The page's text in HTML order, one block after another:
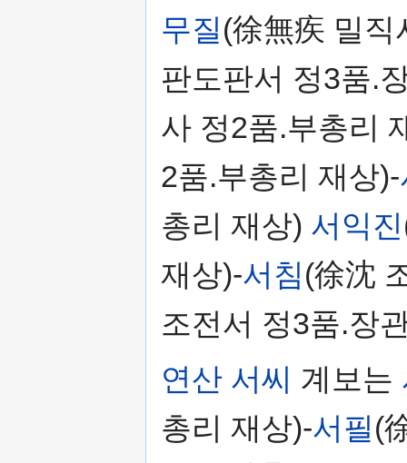
무질(徐無疾 밀직
판도판서 정3품.
사 정2품.부총리
2품.부총리 재상)-
총리 재상) 서익진
재상)-서침(徐沈
조전서 정3품.장
연산 서씨 계보는
총리 재상)-서필(